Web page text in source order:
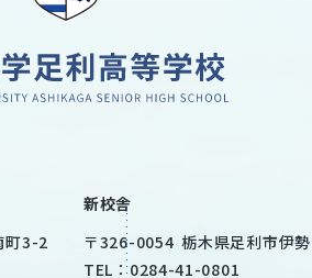
町3-2
新校舎
〒326-0054 栃木県足利市伊
TEL：0284-41-0801